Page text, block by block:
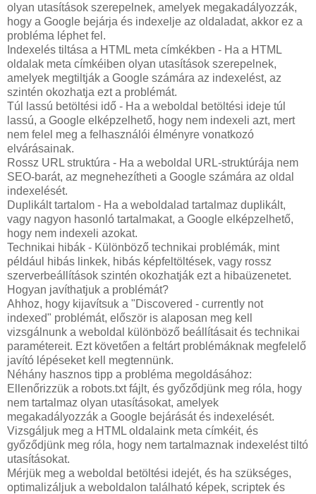
olyan utasítások szerepelnek, amelyek megakadályozzák,
hogy a Google bejárja és indexelje az oldaladat, akkor ez a
probléma léphet fel.
Indexelés tiltása a HTML meta címkékben - Ha a HTML
oldalak meta címkéiben olyan utasítások szerepelnek,
amelyek megtiltják a Google számára az indexelést, az
szintén okozhatja ezt a problémát.
Túl lassú betöltési idő - Ha a weboldal betöltési ideje túl
lassú, a Google elképzelhető, hogy nem indexeli azt, mert
nem felel meg a felhasználói élményre vonatkozó
elvárásainak.
Rossz URL struktúra - Ha a weboldal URL-struktúrája nem
SEO-barát, az megnehezítheti a Google számára az oldal
indexelését.
Duplikált tartalom - Ha a weboldalad tartalmaz duplikált,
vagy nagyon hasonló tartalmakat, a Google elképzelhető,
hogy nem indexeli azokat.
Technikai hibák - Különböző technikai problémák, mint
például hibás linkek, hibás képfeltöltések, vagy rossz
szerverbeállítások szintén okozhatják ezt a hibaüzenetet.
Hogyan javíthatjuk a problémát?
Ahhoz, hogy kijavítsuk a "Discovered - currently not
indexed" problémát, először is alaposan meg kell
vizsgálnunk a weboldal különböző beállításait és technikai
paramétereit. Ezt követően a feltárt problémáknak megfelelő
javító lépéseket kell megtennünk.
Néhány hasznos tipp a probléma megoldásához:
Ellenőrizzük a robots.txt fájlt, és győződjünk meg róla, hogy
nem tartalmaz olyan utasításokat, amelyek
megakadályozzák a Google bejárását és indexelését.
Vizsgáljuk meg a HTML oldalaink meta címkéit, és
győződjünk meg róla, hogy nem tartalmaznak indexelést tiltó
utasításokat.
Mérjük meg a weboldal betöltési idejét, és ha szükséges,
optimalizáljuk a weboldalon található képek, scriptek és